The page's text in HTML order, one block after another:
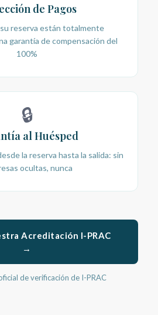
de Pagos
reserva están totalmente
garantía de compensación del
100%
🔒
al Huésped
la reserva hasta la salida: sin
ocultas, nunca
Acreditación I-PRAC
→
de verificación de I-PRAC